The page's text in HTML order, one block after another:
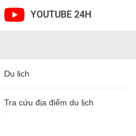
YOUTUBE 24H
Du lịch
Tra cứu địa điểm du lịch